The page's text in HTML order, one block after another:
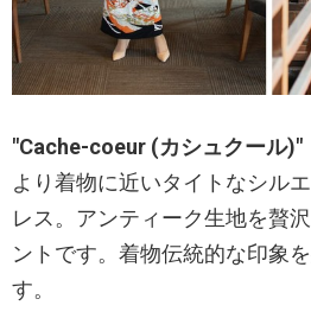
"Cache-coeur (カシュクール)"
より着物に近いタイトなシル
レス。アンティーク生地を贅
ントです。着物伝統的な印象
す。